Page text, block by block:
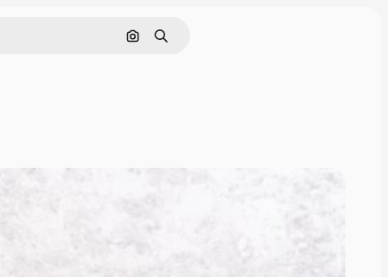
Pesquisar por imagem
Buscar